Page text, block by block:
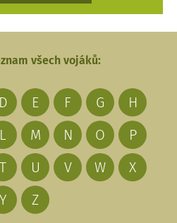
všech vojáků:
D E F G
H
L M N O
P
T U V W
X
Y
Z